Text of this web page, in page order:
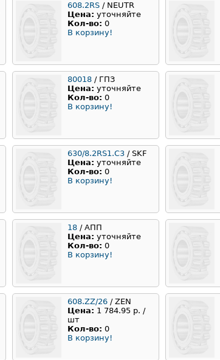
608.2RS / NEUTR
Цена: уточняйте
Кол-во: 0
В корзину!
80018 / ГПЗ
Цена: уточняйте
Кол-во: 0
В корзину!
630/8.2RS1.C3 / SKF
Цена: уточняйте
Кол-во: 0
В корзину!
18 / АПП
Цена: уточняйте
Кол-во: 0
В корзину!
608.ZZ/26 / ZEN
Цена: 1 784.95 р. /
шт
Кол-во: 0
В корзину!